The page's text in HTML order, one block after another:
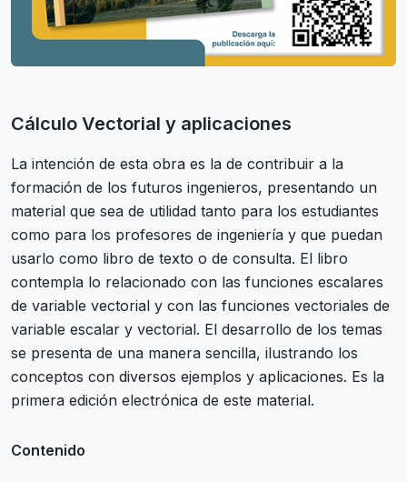
Cálculo Vectorial y aplicaciones
La intención de esta obra es la de contribuir a la
formación de los futuros ingenieros, presentando un
material que sea de utilidad tanto para los estudiantes
como para los profesores de ingeniería y que puedan
usarlo como libro de texto o de consulta. El libro
contempla lo relacionado con las funciones escalares
de variable vectorial y con las funciones vectoriales de
variable escalar y vectorial. El desarrollo de los temas
se presenta de una manera sencilla, ilustrando los
conceptos con diversos ejemplos y aplicaciones. Es la
primera edición electrónica de este material.
Contenido